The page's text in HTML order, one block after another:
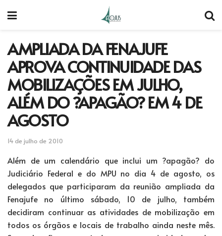
AMPLIADA DA FENAJUFE
APROVA CONTINUIDADE DAS
MOBILIZAÇÕES EM JULHO,
ALÉM DO ?APAGÃO? EM 4 DE
AGOSTO
14 de julho de 2010
Além de um calendário que inclui um ?apagão? do
Judiciário Federal e do MPU no dia 4 de agosto, os
delegados que participaram da reunião ampliada da
Fenajufe no último sábado, 10 de julho, também
decidiram continuar as atividades de mobilização em
todos os órgãos e locais de trabalho ainda neste mês.